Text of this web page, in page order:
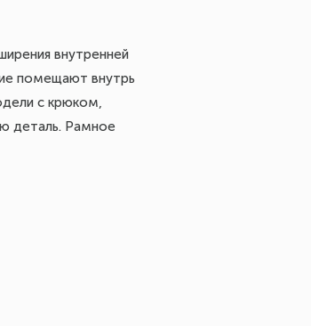
внутренней
помещают внутрь
с крюком,
деталь. Рамное